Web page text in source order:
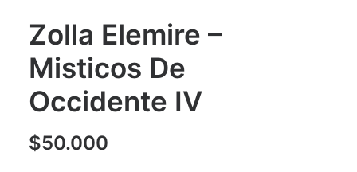
Zolla Elemire –
Misticos De
Occidente IV
$50.000